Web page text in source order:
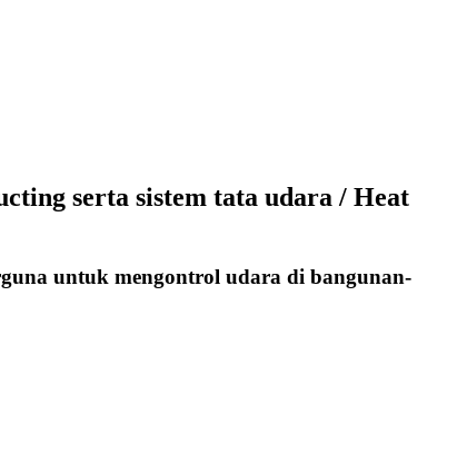
serta sistem tata udara / Heat
untuk mengontrol udara di bangunan-